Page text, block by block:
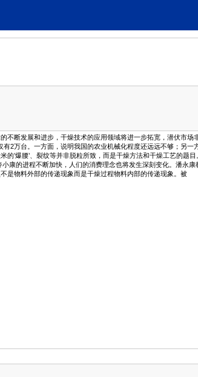
不断发展和进步，干燥技术的应用领域将进一步拓宽，潜伏市场
2万台。一方面，说明我国的农业机械化程度还远远不够；另一
’爆腰’、裂纹等并非脱粒所致，而是干燥方法和干燥工艺的题目
的进程不断加快，人们的消费理念也将发生深刻变化。潘永康
是物料外部的传递现象而是干燥过程物料内部的传递现象。被